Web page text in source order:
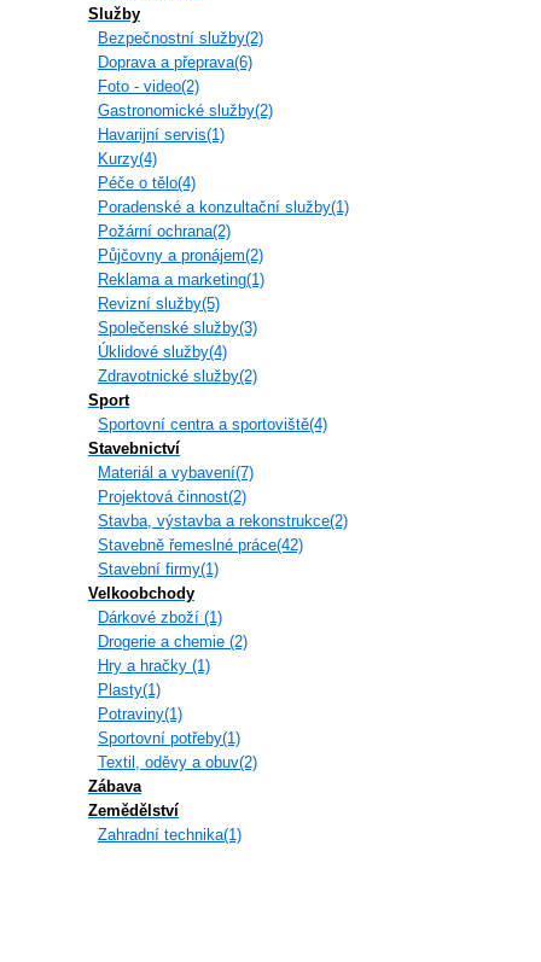
Služby
Bezpečnostní služby(2)
Doprava a přeprava(6)
Foto - video(2)
Gastronomické služby(2)
Havarijní servis(1)
Kurzy(4)
Péče o tělo(4)
Poradenské a konzultační služby(1)
Požární ochrana(2)
Půjčovny a pronájem(2)
Reklama a marketing(1)
Revizní služby(5)
Společenské služby(3)
Úklidové služby(4)
Zdravotnické služby(2)
Sport
Sportovní centra a sportoviště(4)
Stavebnictví
Materiál a vybavení(7)
Projektová činnost(2)
Stavba, výstavba a rekonstrukce(2)
Stavebně řemeslné práce(42)
Stavební firmy(1)
Velkoobchody
Dárkové zboží (1)
Drogerie a chemie (2)
Hry a hračky (1)
Plasty(1)
Potraviny(1)
Sportovní potřeby(1)
Textil, oděvy a obuv(2)
Zábava
Zemědělství
Zahradní technika(1)